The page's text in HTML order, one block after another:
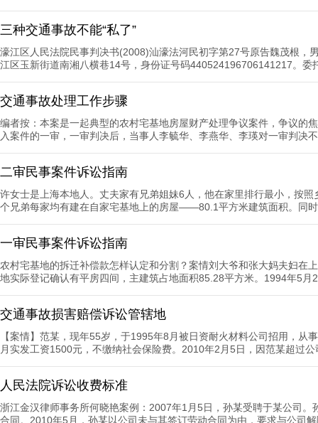
三种交通事故不能“私了”
濠江区人民法院民事判决书(2008)汕濠法河民初字第27号原告魏茂根，
江区玉新街道南湘八横巷14号，身份证号码440524196706141217。委
交通事故处理工作步骤
编者按：本案是一起典型的农村宅基地房屋财产处理争议案件，争议的
入案件的一审，一审判决后，当事人李毓华、李燕华、李瑛对一审判决
二审民事案件诉讼指南
许女士是上海本地人。丈夫家有兄弟姐妹6人，他在家里排行最小，按
个兄弟每家均有建在自家宅基地上的房屋——80.1平方米建筑面积。同
一审民事案件诉讼指南
农村宅基地的拆迁补偿款怎样认定和分割？案情刘大爷和张大妈夫妇在
地实际登记确认有平房四间，主建筑占地面积85.28平方米。1994年5月
交通事故损害赔偿诉讼管辖地
【案情】范某，现年55岁，于1995年8月被日资耐火材料公司招用，从
月实发工资1500元，不缴纳社会保险费。2010年2月5日，因范某超过
人民法院诉讼收费标准
浙江金汉律师事务所何晓艳案例：2007年1月5日，孙某受聘于某公司
合同。2010年5月，孙某以公司未与其签订劳动合同为由，要求与公司